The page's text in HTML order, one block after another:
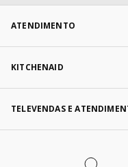
ATENDIMENTO
KITCHENAID
TELEVENDAS E